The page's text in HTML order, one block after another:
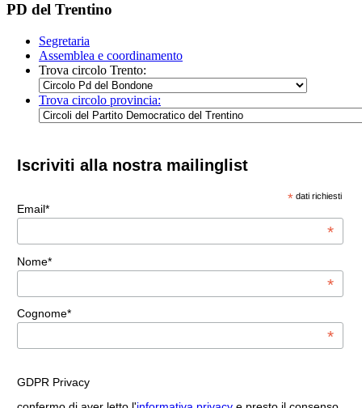
PD del Trentino
Segretaria
Assemblea e coordinamento
Trova circolo Trento:
Trova circolo provincia:
Iscriviti alla nostra mailinglist
* dati richiesti
Email*
*
Nome*
*
Cognome*
*
GDPR Privacy